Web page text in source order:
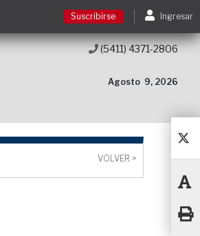
Suscribirse
Acceso a cursos
Suscribirse Ingresar
Agosto 9, 2026
(5411) 4371-2806
VOLVER >